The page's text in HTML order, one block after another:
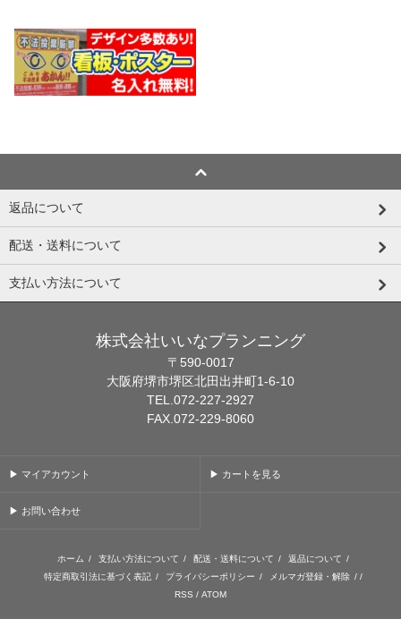
返品について
配送・送料について
支払い方法について
株式会社いいなプランニング
〒590-0017
大阪府堺市堺区北田出井町1-6-10
TEL.072-227-2927
FAX.072-229-8060
▶ マイアカウント ▶ カートを見る
▶ お問い合わせ
ホーム / 支払い方法について / 配送・送料について / 返品について /
特定商取引法に基づく表記 / プライバシーポリシー / メルマガ登録・解除 / /
RSS / ATOM